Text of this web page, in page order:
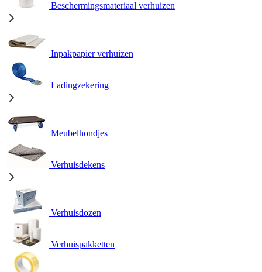
Beschermingsmateriaal verhuizen
Inpakpapier verhuizen
Ladingzekering
Meubelhondjes
Verhuisdekens
Verhuisdozen
Verhuispakketten